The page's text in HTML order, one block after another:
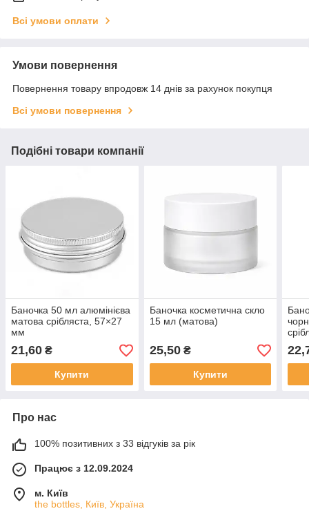
Всі умови оплати
Умови повернення
Повернення товару впродовж 14 днів за рахунок покупця
Всі умови повернення
Подібні товари компанії
Баночка 50 мл алюмінієва
матова срібляста, 57×27
мм
21,60 ₴
Купити
Баночка косметична скло
15 мл (матова)
25,50₴
Купити
Про нас
100% позитивних з 33 відгуків за рік
Працює з 12.09.2024
м. Київ
the bottles, Київ, Україна